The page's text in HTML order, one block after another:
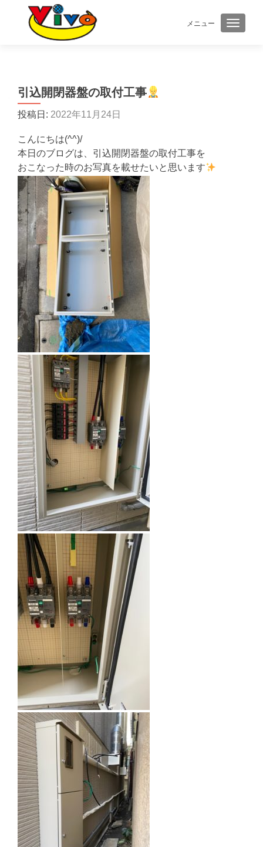
メニュー ナビゲ
引込開閉器盤の取付工事
投稿日: 2022年11月24日
こんにちは(^^)/
本日のブログは、引込開閉器盤の取付工事を
おこなった時のお写真を載せたいと思います